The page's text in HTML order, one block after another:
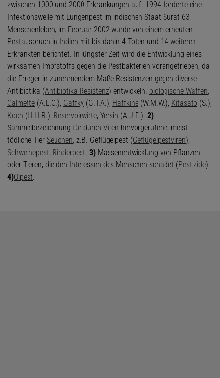
zwischen 1000 und 2000 Erkrankungen auf. 1994 forderte eine
Infektionswelle mit Lungenpest im indischen Staat Surat 63
Menschenleben, im Februar 2002 wurde von einem erneuten
Pestausbruch in Indien mit bis dahin 4 Toten und 14 weiteren
Erkrankten berichtet. In jüngster Zeit wird die Entwicklung eines
wirksamen Impfstoffs gegen die Pestbakterien vorangetrieben, da
die Erreger in zunehmendem Maße Resistenzen gegen diverse
Antibiotika (Antibiotika-Resistenz) entwickeln. biologische Waffen,
Calmette (A.L.C.), Gaffky (G.T.A.), Haffkine (W.M.W.), Kitasato (S.),
Koch (H.H.R.), Reservoirwirte, Yersin (A.J.E.). 2)
Sammelbezeichnung für durch Viren hervorgerufene, meist
tödliche Tier-Seuchen, z.B. Geflügelpest (Geflügelpestviren),
Schweinepest, Rinderpest. 3) Massenentwicklung von Pflanzen
oder Tieren, die den Interessen des Menschen schadet (Pestizide).
4)Ölpest.